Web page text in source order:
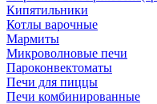
Кипятильники
Котлы варочные
Мармиты
Микроволновые печи
Пароконвектоматы
Печи для пиццы
Печи комбинированные